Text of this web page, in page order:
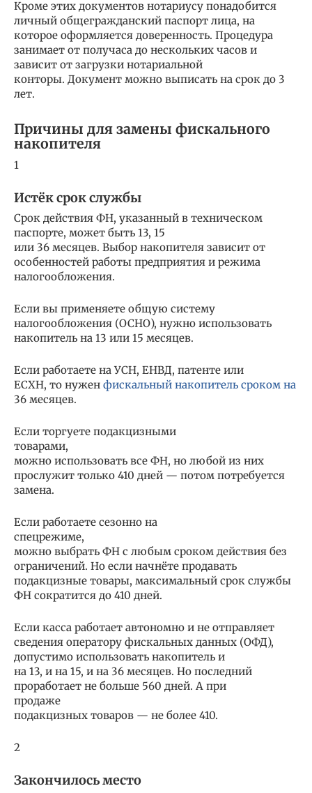
Кроме этих документов нотариусу понадобится
личный общегражданский паспорт лица, на
которое оформляется доверенность. Процедура
занимает от получаса до нескольких часов и
зависит от загрузки нотариальной
конторы. Документ можно выписать на срок до 3
лет.
Причины для замены фискального
накопителя
1
Истёк срок службы
Срок действия ФН, указанный в техническом
паспорте, может быть 13, 15
или 36 месяцев. Выбор накопителя зависит от
особенностей работы предприятия и режима
налогообложения.
Если вы применяете общую систему
налогообложения (ОСНО), нужно использовать
накопитель на 13 или 15 месяцев.
Если работаете на УСН, ЕНВД, патенте или
ЕСХН, то нужен фискальный накопитель сроком на
36 месяцев.
Если торгуете подакцизными
товарами,
можно использовать все ФН, но любой из них
прослужит только 410 дней — потом потребуется
замена.
Если работаете сезонно на
спецрежиме,
можно выбрать ФН с любым сроком действия без
ограничений. Но если начнёте продавать
подакцизные товары, максимальный срок службы
ФН сократится до 410 дней.
Если касса работает автономно и не отправляет
сведения оператору фискальных данных (ОФД),
допустимо использовать накопитель и
на 13, и на 15, и на 36 месяцев. Но последний
проработает не больше 560 дней. А при
продаже
подакцизных товаров — не более 410.
2
Закончилось место